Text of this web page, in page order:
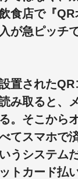
食店で『
が急ピッチ
置されたQR
み取ると、
。そこから
てスマホで
うシステム
トカード払